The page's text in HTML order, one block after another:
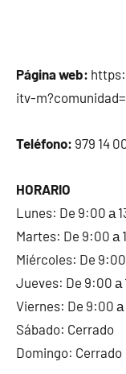
Página web:
itv-
Teléfono: 979 14
HORARIO
Lunes: De 9:00 а
Martes: De 9:00 а
Miércoles: De
Jueves: De 9:00 а
Viernes: De 9:00 а
Sábado: Cerrado
Domingo: Cerrado